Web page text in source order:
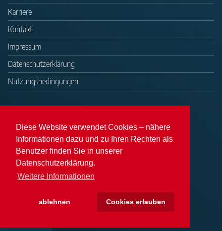
Diese Website verwendet Cookies – nähere
Informationen dazu und zu Ihren Rechten als
Benutzer finden Sie in unserer
Datenschutzerklärung.
Weitere Informationen
ablehnen Cookies erlauben
Karriere
Kontakt
Impressum
Datenschutzerklärung
Nutzungsbedingungen
Copyright DATEXT iT-Beratung GmbH 2026